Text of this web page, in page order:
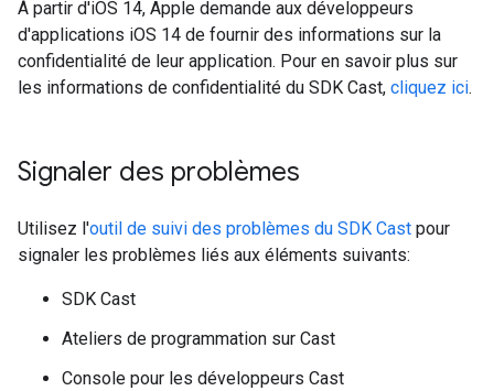
À partir d'iOS 14, Apple demande aux développeurs
d'applications iOS 14 de fournir des informations sur la
confidentialité de leur application. Pour en savoir plus sur
les informations de confidentialité du SDK Cast, cliquez ici.
Signaler des problèmes
Utilisez l'outil de suivi des problèmes du SDK Cast pour
signaler les problèmes liés aux éléments suivants:
SDK Cast
Ateliers de programmation sur Cast
Console pour les développeurs Cast